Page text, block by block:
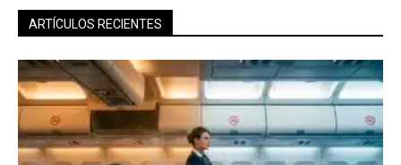
recibe todas las noticias del vapeo y la
reducción de daños en tu correo
electrónico.
Subscribe to our daily clipping and
receive all the news of vaping and
tobacco harm reduction in your email.
ARTÍCULOS RECIENTES